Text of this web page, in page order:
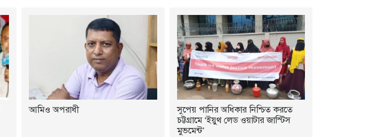
আমিও অপরাধী
সুপেয় পানির অধিকার নিশ্চিত করতে
চট্টগ্রামে ‘ইয়ুথ লেড ওয়াটার জাস্টিস
মুভমেন্ট’